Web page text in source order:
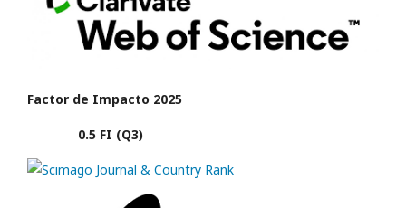
Factor de Impacto 2025
0.5 FI (Q3)